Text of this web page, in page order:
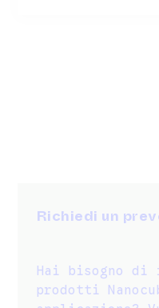
Richiedi un
Hai bisogno di
prodotti